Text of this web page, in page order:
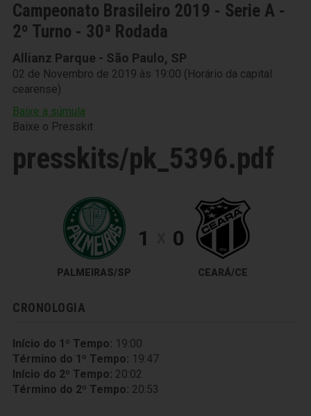
Campeonato Brasileiro 2019 - Serie A -
2º Turno - 30ª Rodada
Allianz Parque - São Paulo, SP
02 de Novembro de 2019 às 19:00 (Horário da capital
cearense)
Baixe a súmula
Baixe o Presskit
presskits/pk_5396.pdf
PALMEIRAS/SP
1 0
CEARÁ/CE
CRONOLOGIA
Início do 1º Tempo: 19:00
Término do 1º Tempo: 19:47
Início do 2º Tempo: 20:02
Término do 2º Tempo: 20:53